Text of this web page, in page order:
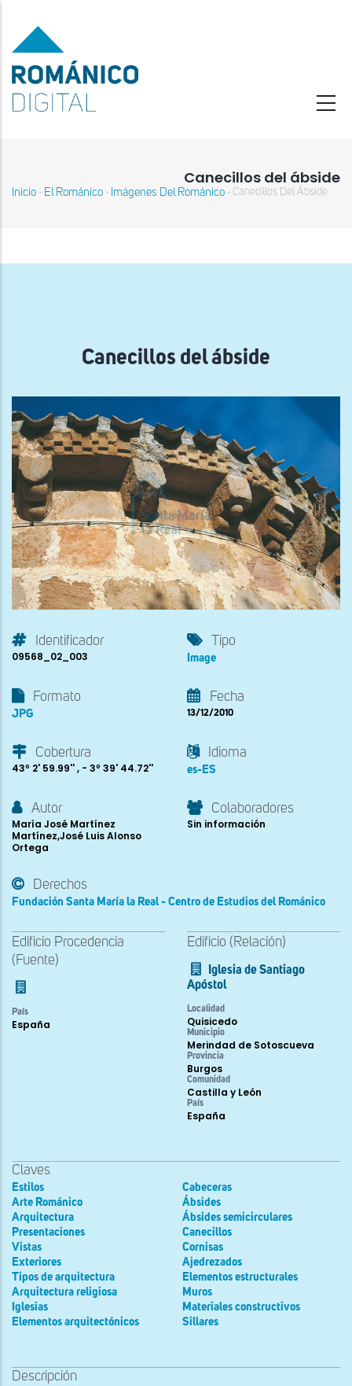
contenido
principal
Canecillos del ábside
Sobrescribir
navegación
Inicio - El Románico - Imágenes Del Románico - Canecillos Del Ábside
Canecillos del ábside
Identificador
09568_02_003
Tipo
Image
Formato
JPG
Fecha
13/12/2010
Cobertura
43º 2' 59.99'' , - 3º 39' 44.72''
Idioma
es-ES
Autor
María José Martínez
Martínez,José Luis Alonso
Ortega
Colaboradores
Sin información
Derechos
Fundación Santa María la Real - Centro de Estudios del Románico
Edificio Procedencia
(Fuente)
País
España
Edificio (Relación)
Iglesia de Santiago
Apóstol
Localidad
Quisicedo
Municipio
Merindad de Sotoscueva
Provincia
Burgos
Comunidad
Castilla y León
País
España
Claves
Estilos
Arte Románico
Arquitectura
Presentaciones
Vistas
Exteriores
Tipos de arquitectura
Arquitectura religiosa
Iglesias
Elementos arquitectónicos
Cabeceras
Ábsides
Ábsides semicirculares
Canecillos
Cornisas
Ajedrezados
Elementos estructurales
Muros
Materiales constructivos
Sillares
Descripción